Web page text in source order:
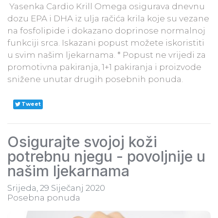
Yasenka Cardio Krill Omega osigurava dnevnu
dozu EPA i DHA iz ulja račića krila koje su vezane
na fosfolipide i dokazano doprinose normalnoj
funkciji srca. Iskazani popust možete iskoristiti
u svim našim ljekarnama. * Popust ne vrijedi za
promotivna pakiranja, 1+1 pakiranja i proizvode
snižene unutar drugih posebnih ponuda.
Tweet
Osigurajte svojoj koži
potrebnu njegu - povoljnije u
našim ljekarnama
Srijeda, 29 Siječanj 2020
Posebna ponuda